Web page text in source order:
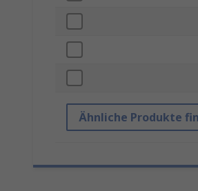
Ähnliche Produkte